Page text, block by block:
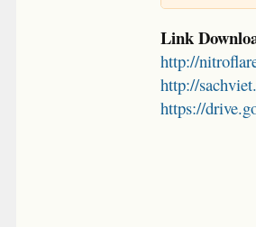
Link
http://
http://
https://